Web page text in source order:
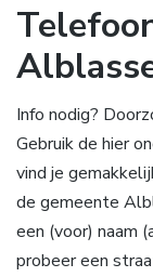
Info nodig?
Gebruik de hier
vind je
de gemeente
een (voor) naam
probeer een